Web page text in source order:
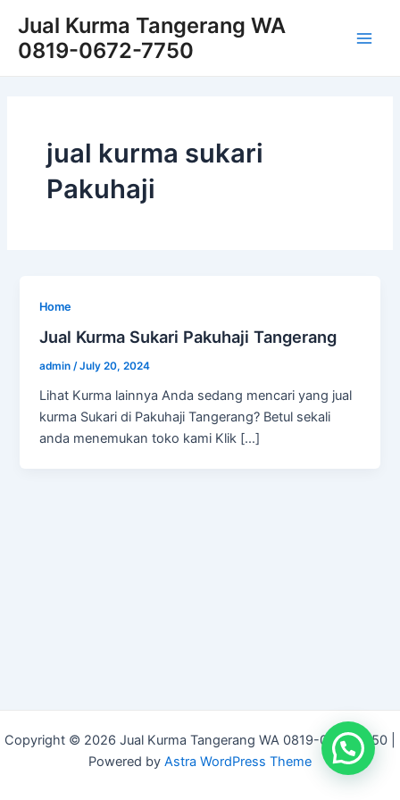
content
Jual Kurma Tangerang WA
0819-0672-7750
jual kurma sukari
Pakuhaji
Home
Jual Kurma Sukari Pakuhaji Tangerang
admin/July 20, 2024
Lihat Kurma lainnya Anda sedang mencari yang jual
kurma Sukari di Pakuhaji Tangerang? Betul sekali
anda menemukan toko kami Klik […]
Copyright © 2026 Jual Kurma Tangerang WA 0819-0672-7750 |
Powered by Astra WordPress Theme